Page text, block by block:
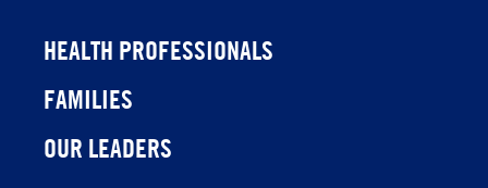
HEALTH PROFESSIONALS
FAMILIES
OUR LEADERS